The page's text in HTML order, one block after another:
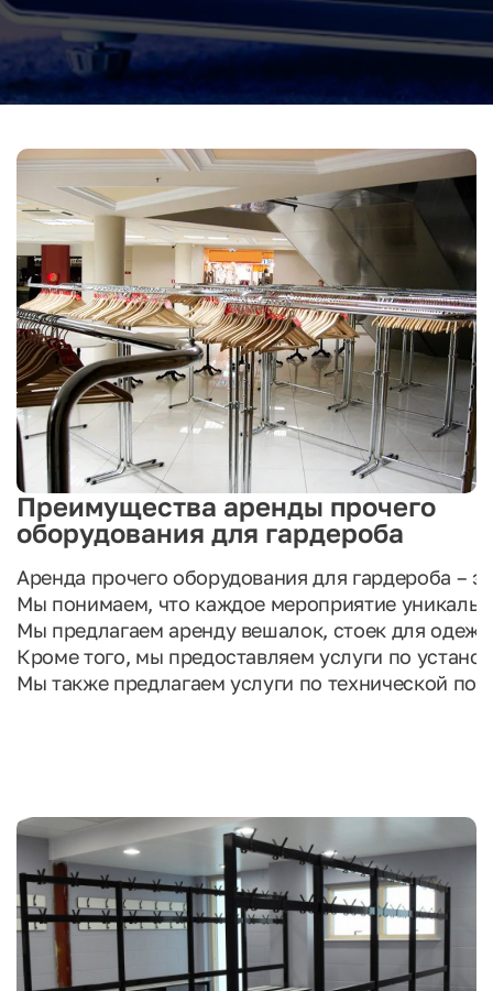
Преимущества аренды прочего
оборудования для гардероба
Аренда прочего оборудования для гардероба –
Мы понимаем, что каждое мероприятие
Мы предлагаем аренду вешалок, стоек для
Кроме того, мы предоставляем услуги по
Мы также предлагаем услуги по технической